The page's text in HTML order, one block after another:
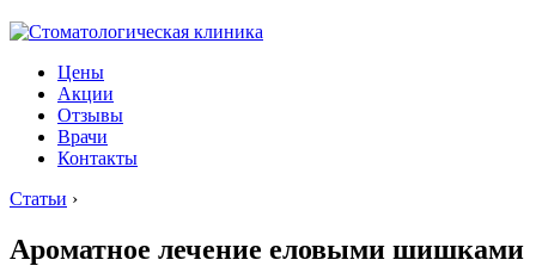
Цены
Акции
Отзывы
Врачи
Контакты
Статьи ›
Ароматное лечение еловыми шишками